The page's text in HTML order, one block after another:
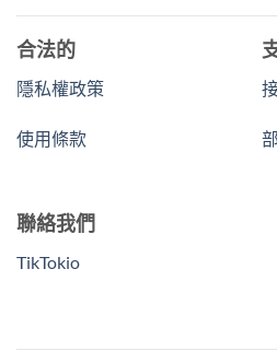
合法的
隱私權政策
使用條款
聯絡我們
TikTokio